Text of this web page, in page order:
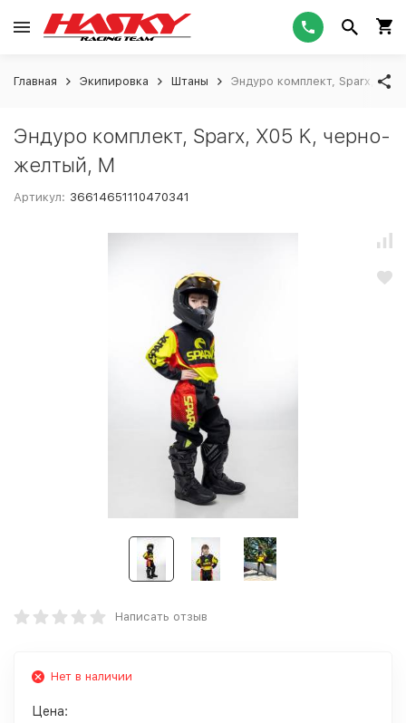
Главная Экипировка Штаны Эндуро комплект, Sparx,
Эндуро комплект, Sparx, X05 K, черно-
желтый, M
Артикул: 36614651110470341
Написать отзыв
Нет в наличии
Цена: